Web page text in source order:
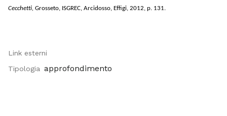
Cecchetti, Grosseto, ISGREC, Arcidosso, Effigi, 2012, p. 131.
Link esterni
Tipologia approfondimento